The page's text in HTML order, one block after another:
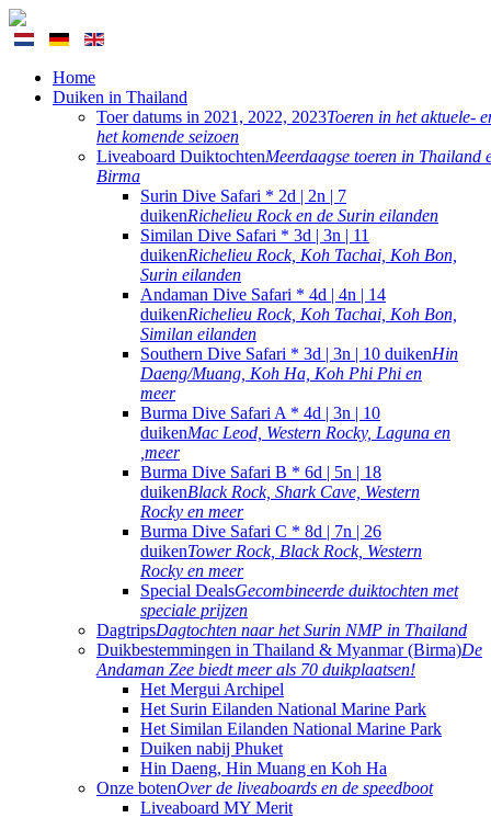
Home
Duiken in Thailand
Toer datums in 2021, 2022, 2023Toeren in het aktuele-
het komende seizoen
Liveaboard DuiktochtenMeerdaagse toeren in Thailand
Birma
Surin Dive Safari * 2d | 2n | 7
duikenRichelieu Rock en de Surin eilanden
Similan Dive Safari * 3d | 3n | 11
duikenRichelieu Rock, Koh Tachai, Koh Bon,
Surin eilanden
Andaman Dive Safari * 4d | 4n | 14
duikenRichelieu Rock, Koh Tachai, Koh Bon,
Similan eilanden
Southern Dive Safari * 3d | 3n | 10 duikenHin
Daeng/Muang, Koh Ha, Koh Phi Phi en
meer
Burma Dive Safari A * 4d | 3n | 10
duikenMac Leod, Western Rocky, Laguna en
,meer
Burma Dive Safari B * 6d | 5n | 18
duikenBlack Rock, Shark Cave, Western
Rocky en meer
Burma Dive Safari C * 8d | 7n | 26
duikenTower Rock, Black Rock, Western
Rocky en meer
Special DealsGecombineerde duiktochten met
speciale prijzen
DagtripsDagtochten naar het Surin NMP in Thailand
Duikbestemmingen in Thailand & Myanmar (Birma)De
Andaman Zee biedt meer als 70 duikplaatsen!
Het Mergui Archipel
Het Surin Eilanden National Marine Park
Het Similan Eilanden National Marine Park
Duiken nabij Phuket
Hin Daeng, Hin Muang en Koh Ha
Onze botenOver de liveaboards en de speedboot
Liveaboard MY Merit